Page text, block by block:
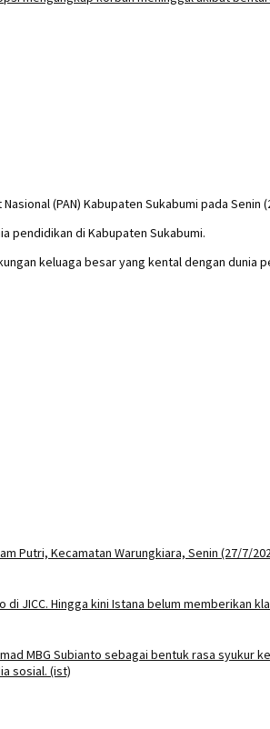
(PAN) Kabupaten Sukabumi pada Senin
pendidikan di Kabupaten Sukabumi.
keluaga besar yang kental dengan dunia